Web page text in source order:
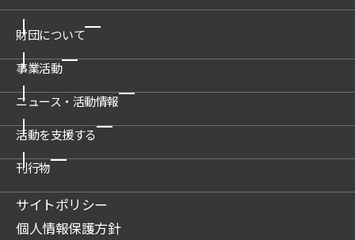
財団について
ご挨拶
概要
沿革
関連団体
アクセス
事業活動
博物館の運営管理・プロデュース
科学技術館
所沢航空発祥記念館
展示物の貸出（巡回展示物）
科学技術系人材の育成
ニュース・活動情報
新着情報一覧
プレスリリース
活動情報
広報誌記事
活動を支援する
ご支援のお願い
賛助会について
ご遺贈のご案内
刊行物
財団案内
JSF TODAY
サイトポリシー
個人情報保護方針